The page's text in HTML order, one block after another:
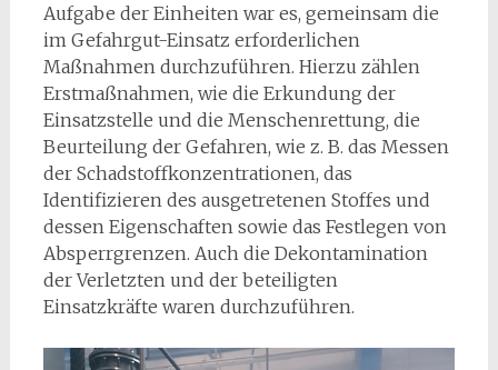
Aufgabe der Einheiten war es, gemeinsam die
im Gefahrgut-Einsatz erforderlichen
Maßnahmen durchzuführen. Hierzu zählen
Erstmaßnahmen, wie die Erkundung der
Einsatzstelle und die Menschenrettung, die
Beurteilung der Gefahren, wie z. B. das Messen
der Schadstoffkonzentrationen, das
Identifizieren des ausgetretenen Stoffes und
dessen Eigenschaften sowie das Festlegen von
Absperrgrenzen. Auch die Dekontamination
der Verletzten und der beteiligten
Einsatzkräfte waren durchzuführen.